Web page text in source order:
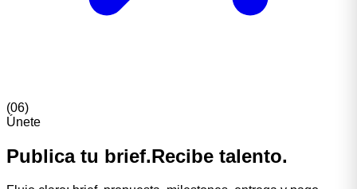
(06)
Únete
Publica tu brief.Recibe talento.